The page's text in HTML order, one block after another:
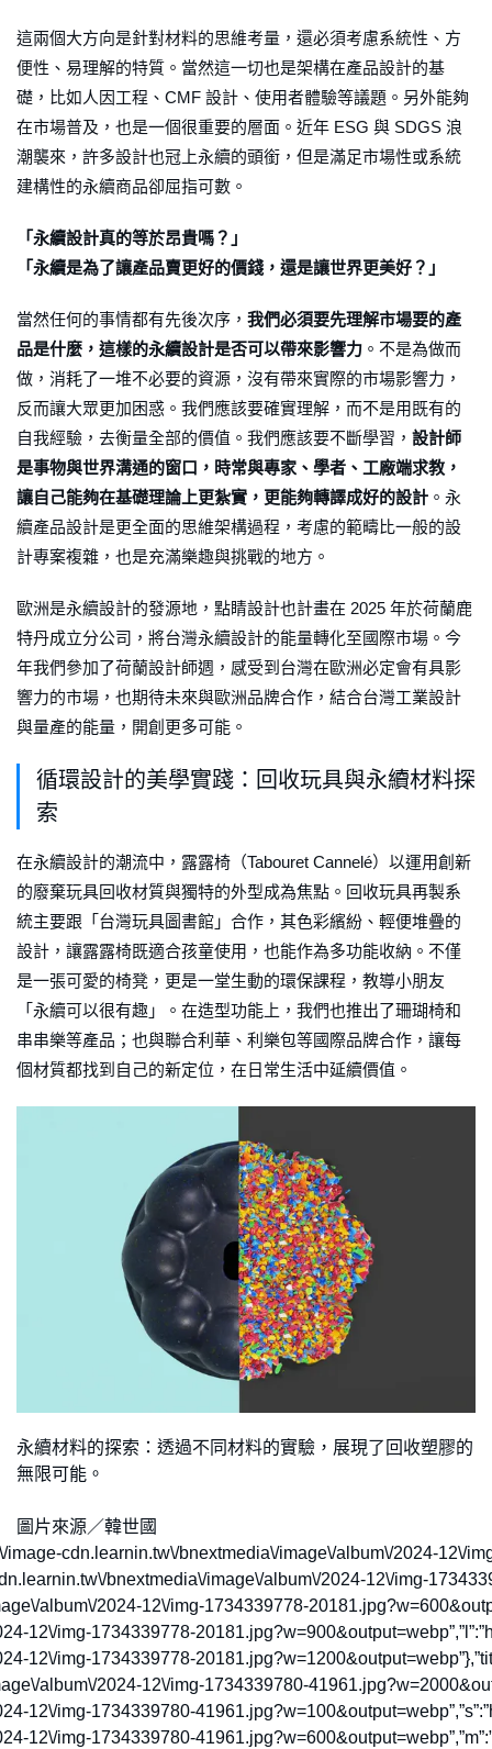
這兩個大方向是針對材料的思維考量，還必須考慮系統性、方
便性、易理解的特質。當然這一切也是架構在產品設計的基
礎，比如人因工程、CMF 設計、使用者體驗等議題。另外能夠
在市場普及，也是一個很重要的層面。近年 ESG 與 SDGS 浪
潮襲來，許多設計也冠上永續的頭銜，但是滿足市場性或系統
建構性的永續商品卻屈指可數。
「永續設計真的等於昂貴嗎？」
「永續是為了讓產品賣更好的價錢，還是讓世界更美好？」
當然任何的事情都有先後次序， 我們必須要先理解市場要的產
品是什麼，這樣的永續設計是否可以帶來影響力 。不是為做而
做，消耗了一堆不必要的資源，沒有帶來實際的市場影響力，
反而讓大眾更加困惑。我們應該要確實理解，而不是用既有的
自我經驗，去衡量全部的價值。我們應該要不斷學習， 設計師
是事物與世界溝通的窗口，時常與專家、學者、工廠端求教，
讓自己能夠在基礎理論上更紮實，更能夠轉譯成好的設計 。永
續產品設計是更全面的思維架構過程，考慮的範疇比一般的設
計專案複雜，也是充滿樂趣與挑戰的地方。
歐洲是永續設計的發源地，點睛設計也計畫在 2025 年於荷蘭鹿
特丹成立分公司，將台灣永續設計的能量轉化至國際市場。今
年我們參加了荷蘭設計師週，感受到台灣在歐洲必定會有具影
響力的市場，也期待未來與歐洲品牌合作，結合台灣工業設計
與量產的能量，開創更多可能。
循環設計的美學實踐：回收玩具與永續材料探
索
在永續設計的潮流中，露露椅（Tabouret Cannelé）以運用創新
的廢棄玩具回收材質與獨特的外型成為焦點。回收玩具再製系
統主要跟「台灣玩具圖書館」合作，其色彩繽紛、輕便堆疊的
設計，讓露露椅既適合孩童使用，也能作為多功能收納。不僅
是一張可愛的椅凳，更是一堂生動的環保課程，教導小朋友
「永續可以很有趣」。在造型功能上，我們也推出了珊瑚椅和
串串樂等產品；也與聯合利華、利樂包等國際品牌合作，讓每
個材質都找到自己的新定位，在日常生活中延續價值。
永續材料的探索：透過不同材料的實驗，展現了回收塑膠的
無限可能。
圖片來源／韓世國
\/image-cdn.learnin.tw\/bnextmedia\/image\/album\/2024-12\/
bnextmedia\/image\/album\/2024-12\/img-
album\/2024-12\/img-1734339778-
12\/img-1734339778-
12\/img-1734339778-
album\/2024-12\/img-1734339780-
12\/img-1734339780-
12\/img-1734339780-